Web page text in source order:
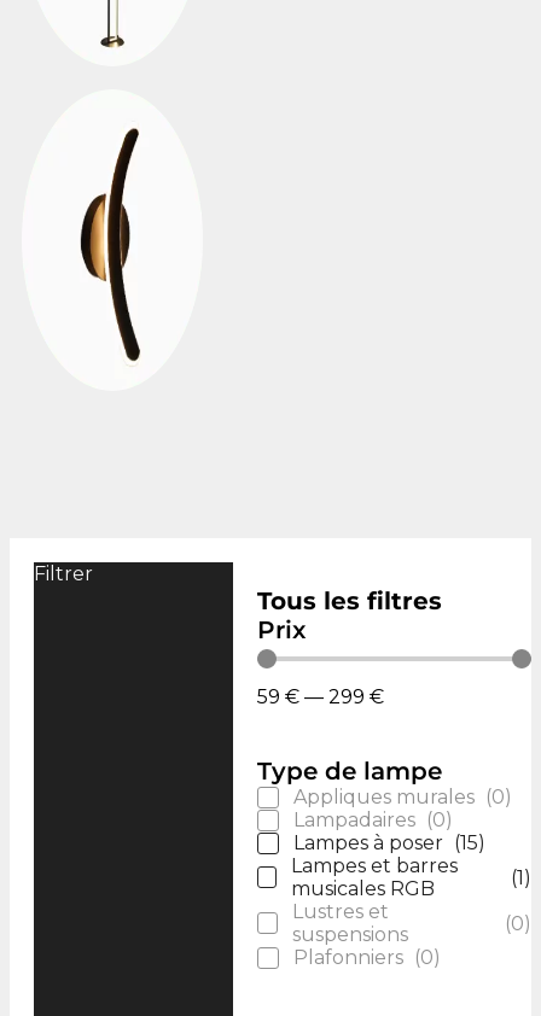
Filtrer
Tous les filtres
Prix
59 € — 299 €
Type de lampe
Appliques murales (0)
Lampadaires (0)
Lampes à poser (15)
Lampes et barres
musicales RGB
(1)
Lustres et
suspensions
(0)
Plafonniers (0)